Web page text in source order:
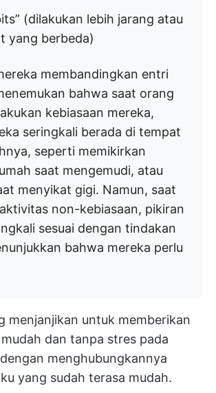
(dilakukan lebih jarang atau
yang berbeda)
membandingkan entri
bahwa saat orang
kebiasaan mereka,
seringkali berada di tempat
seperti memikirkan
saat mengemudi, atau
menyikat gigi. Namun, saat
non-kebiasaan, pikiran
sesuai dengan tindakan
bahwa mereka perlu
menjanjikan untuk memberikan
dan tanpa stres pada
menghubungkannya
yang sudah terasa mudah.